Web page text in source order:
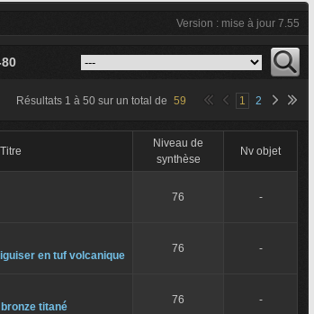
Version : mise à jour 7.55
Résultats 1 à 50 sur un total de 59 1 2
Titre
Niveau de
synthèse
Nv objet
76 -
en tuf volcanique
76 -
titané
76 -